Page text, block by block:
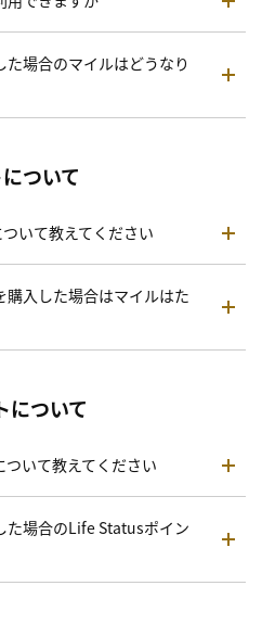
場合のマイルはどうなり
ついて
いて教えてください
入した場合はマイルはた
ついて
いて教えてください
た場合のLife Statusポイン